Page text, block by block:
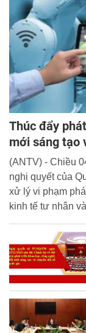
Thúc đẩy
mới sáng tạo
(ANTV) - Chiều
nghị quyết của
xử lý vi phạm
kinh tế tư nhân